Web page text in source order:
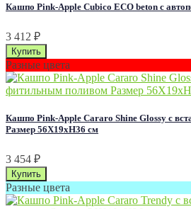
Кашпо Pink-Apple Cubico ECO beton с
3 412 ₽
Разные цвета
Кашпо Pink-Apple Cararo Shine Glossy с
Размер 56Х19хН36 см
3 454 ₽
Разные цвета